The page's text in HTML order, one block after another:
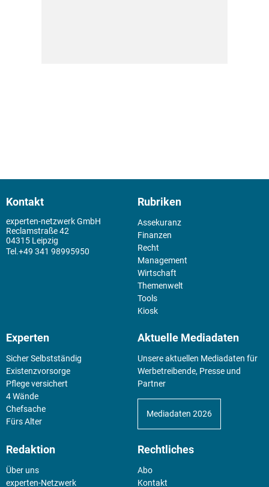
Kontakt
experten-netzwerk GmbH
Reclamstraße 42
04315 Leipzig
+49 341 98995950
Rubriken
Assekuranz
Finanzen
Recht
Management
Wirtschaft
Themenwelt
Tools
Kiosk
Experten
Sicher Selbstständig
Existenz­vorsorge
Pflege versichert
4 Wände
Chefsache
Fürs Alter
Aktuelle Mediadaten
Unsere aktuellen Mediadaten für
Werbetreibende, Presse und
Partner
Mediadaten 2026
Redaktion
Über uns
experten-Netzwerk
Rechtliches
Abo
Kontakt